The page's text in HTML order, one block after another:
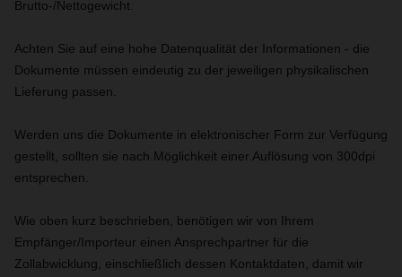
Brutto-/Nettogewicht.
Achten Sie auf eine hohe Datenqualität der Informationen - die
Dokumente müssen eindeutig zu der jeweiligen physikalischen
Lieferung passen.
Werden uns die Dokumente in elektronischer Form zur Verfügung
gestellt, sollten sie nach Möglichkeit einer Auflösung von 300dpi
entsprechen.
Wie oben kurz beschrieben, benötigen wir von Ihrem
Empfänger/Importeur einen Ansprechpartner für die
Zollabwicklung, einschließlich dessen Kontaktdaten, damit wir